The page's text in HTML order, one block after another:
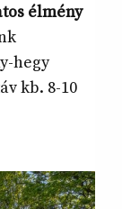
élmény
hegy
kb. 8-10